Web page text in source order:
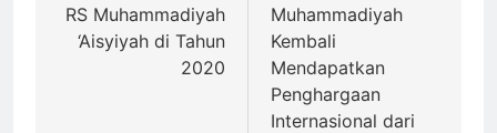
navigation
RS Muhammadiyah
‘Aisyiyah di Tahun
2020
Muhammadiyah
Kembali
Mendapatkan
Penghargaan
Internasional dari